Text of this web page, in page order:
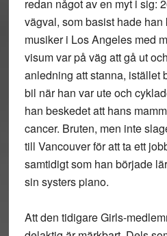
redan något av en myt i sig:
vägval, som basist hade han
musiker i Los Angeles med
visum var på väg att gå ut
anledning att stanna, istället
bil när han var ute och
han beskedet att hans
cancer. Bruten, men inte
till Vancouver för att ta ett
samtidigt som han började
sin systers piano.
Att den tidigare Girls-